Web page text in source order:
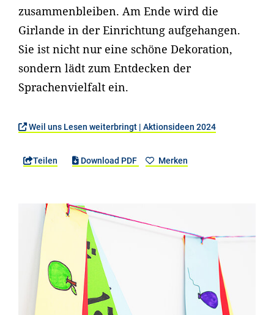
zusammenbleiben. Am Ende wird die
Girlande in der Einrichtung aufgehangen.
Sie ist nicht nur eine schöne Dekoration,
sondern lädt zum Entdecken der
Sprachenvielfalt ein.
Weil uns Lesen weiterbringt | Aktionsideen 2024
Teilen Download PDF Merken